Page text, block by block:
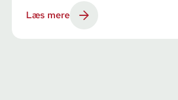
Læs mere